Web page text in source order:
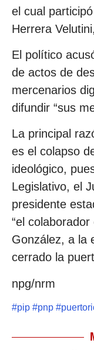
el cual
Herrera
El político
de actos de
mercenarios
difundir “sus
La principal
es el colapso
ideológico,
Legislativo, el
presidente
“el
González, a la
cerrado la
npg/nrm
#pip #pnp #